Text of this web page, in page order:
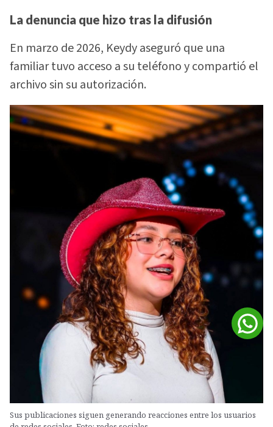
La denuncia que hizo tras la difusión
En marzo de 2026, Keydy aseguró que una
familiar tuvo acceso a su teléfono y compartió el
archivo sin su autorización.
Sus publicaciones siguen generando reacciones entre los usuarios